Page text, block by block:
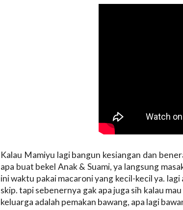
Kalau Mamiyu lagi bangun kesiangan dan
apa buat bekel Anak & Suami, ya langsung
ini waktu pakai macaroni yang kecil-kecil ya.
skip. tapi sebenernya gak apa juga sih kalau
keluarga adalah pemakan bawang, apa lagi